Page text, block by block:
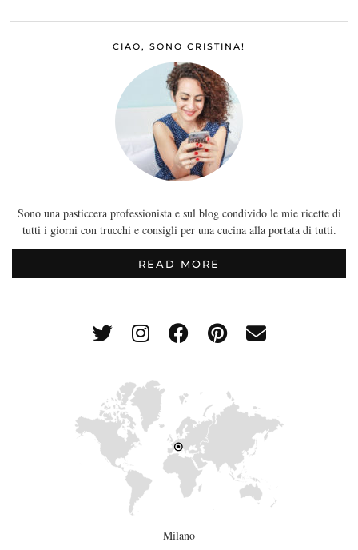
CIAO, SONO CRISTINA!
Sono una pasticcera professionista e sul blog condivido le mie ricette di
tutti i giorni con trucchi e consigli per una cucina alla portata di tutti.
READ MORE
Milano